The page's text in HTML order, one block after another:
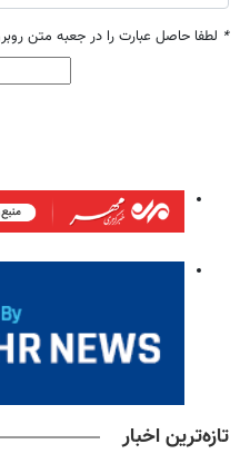
* لطفا حاصل عبارت را در جعبه متن
تازه‌ترین اخبار